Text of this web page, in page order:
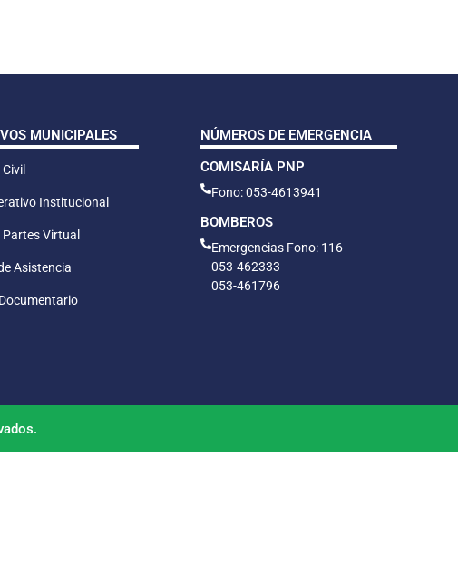
MUNICIPALES
Institucional
Partes Virtual
Asistencia
NÚMEROS DE EMERGENCIA
COMISARÍA PNP
Fono: 053-4613941
BOMBEROS
Emergencias Fono: 116
053-462333
053-461796